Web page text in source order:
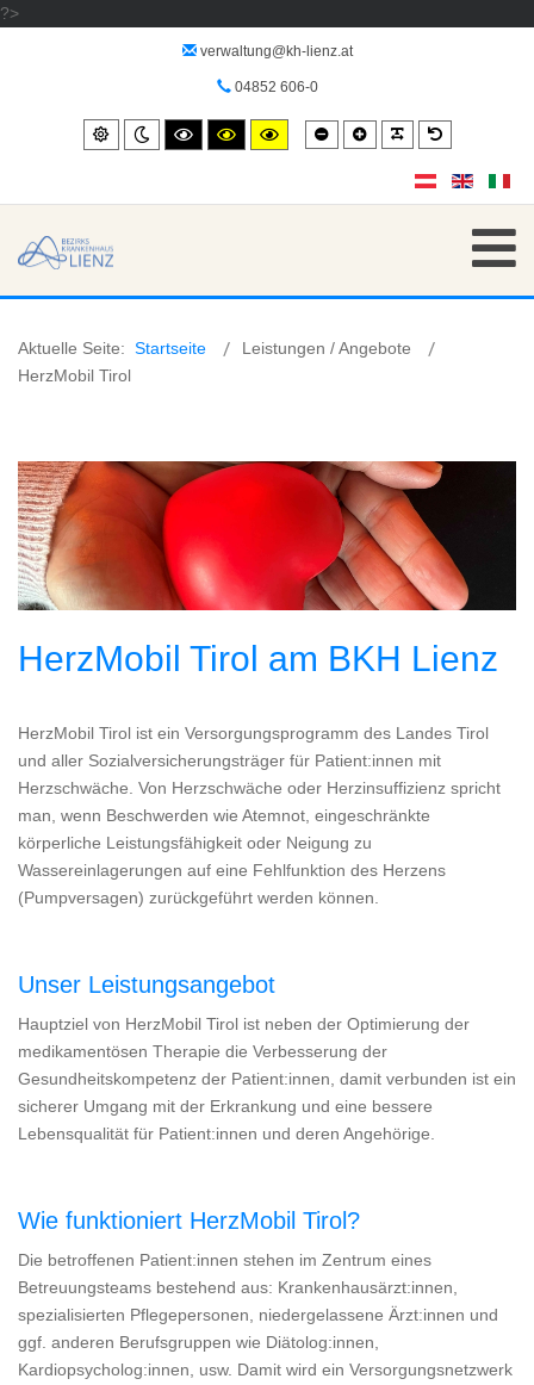
?>
verwaltung@kh-lienz.at
04852 606-0
Standard
Night
mode
High
contrast
High
contrast
High
contrast
Smaller
font
Larger
font
Default
font
Aktuelle Seite: Startseite
Leistungen / Angebote
HerzMobil Tirol
HerzMobil Tirol am BKH Lienz
HerzMobil Tirol ist ein Versorgungsprogramm des Landes Tirol
und aller Sozialversicherungsträger für Patient:innen mit
Herzschwäche. Von Herzschwäche oder Herzinsuffizienz spricht
man, wenn Beschwerden wie Atemnot, eingeschränkte
körperliche Leistungsfähigkeit oder Neigung zu
Wassereinlagerungen auf eine Fehlfunktion des Herzens
(Pumpversagen) zurückgeführt werden können.
Unser Leistungsangebot
Hauptziel von HerzMobil Tirol ist neben der Optimierung der
medikamentösen Therapie die Verbesserung der
Gesundheitskompetenz der Patient:innen, damit verbunden ist ein
sicherer Umgang mit der Erkrankung und eine bessere
Lebensqualität für Patient:innen und deren Angehörige.
Wie funktioniert HerzMobil Tirol?
Die betroffenen Patient:innen stehen im Zentrum eines
Betreuungsteams bestehend aus: Krankenhausärzt:innen,
spezialisierten Pflegepersonen, niedergelassene Ärzt:innen und
ggf. anderen Berufsgruppen wie Diätolog:innen,
Kardiopsycholog:innen, usw. Damit wird ein Versorgungsnetzwerk